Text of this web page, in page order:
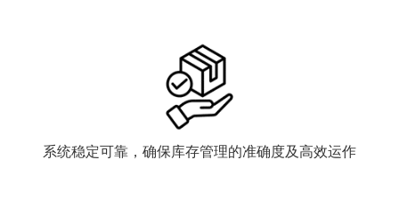
系统稳定可靠，确保库存管理的准确度及高效运作